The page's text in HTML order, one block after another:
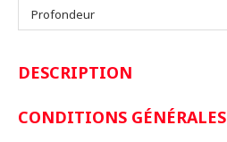
Profondeur
DESCRIPTION
CONDITIONS GÉNÉRALES